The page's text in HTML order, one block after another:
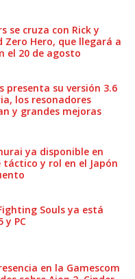
se cruza con Rick y
Zero Hero, que llegará a
el 20 de agosto
presenta su versión 3.6
los resonadores
y grandes mejoras
ya disponible en
y rol en el Japón
Souls ya está
y PC
en la Gamescom